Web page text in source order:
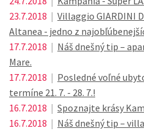
23.7.2018 | Villaggio GIARDINI
Altanea - jedno z
17.7.2018 | Náš dnešný tip –
Mare.
17.7.2018 | Posledné voľné
termíne 21. 7. - 28. 7.!
16.7.2018 | Spoznajte krásy
16.7.2018 | Náš dnešný tip –